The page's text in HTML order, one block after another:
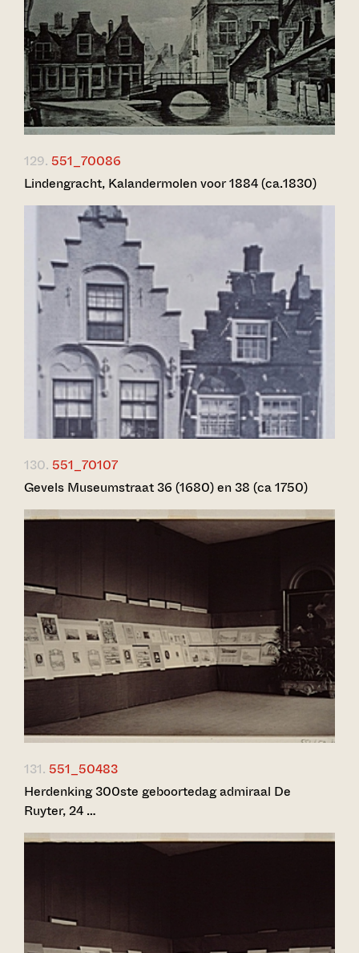
129. 551_70086
Lindengracht, Kalandermolen voor 1884 (ca.1830)
130. 551_70107
Gevels Museumstraat 36 (1680) en 38 (ca 1750)
131. 551_50483
Herdenking 300ste geboortedag admiraal De
Ruyter, 24 …